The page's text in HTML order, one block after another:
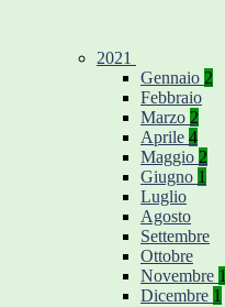
2021
Gennaio 2
Febbraio
Marzo 2
Aprile 4
Maggio 2
Giugno 1
Luglio
Agosto
Settembre
Ottobre
Novembre 1
Dicembre 1